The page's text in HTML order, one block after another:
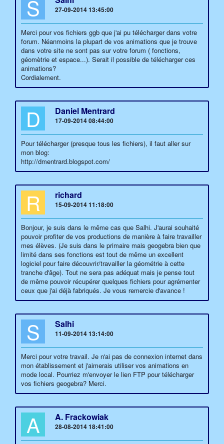
S 27-09-2014 13:45:00
Merci pour vos fichiers ggb que j'ai pu télécharger dans votre
forum. Néanmoins la plupart de vos animations que je trouve
dans votre site ne sont pas sur votre forum ( fonctions,
géomètrie et espace...). Serait il possible de télécharger ces
animations?
Cordialement.
D Daniel Mentrard
17-09-2014 08:44:00
Pour télécharger (presque tous les fichiers), il faut aller sur
mon blog:
http://dmentrard.blogspot.com/
R richard
15-09-2014 11:18:00
Bonjour, je suis dans le même cas que Salhi. J'aurai souhaité
pouvoir profiter de vos productions de manière à faire travailler
mes élèves. (Je suis dans le primaire mais geogebra bien que
limité dans ses fonctions est tout de même un excellent
logiciel pour faire découvrir/travailler la géométrie à cette
tranche d'âge). Tout ne sera pas adéquat mais je pense tout
de même pouvoir récupérer quelques fichiers pour agrémenter
ceux que j'ai déjà fabriqués. Je vous remercie d'avance !
S Salhi
11-09-2014 13:14:00
Merci pour votre travail. Je n'ai pas de connexion internet dans
mon établissement et j'aimerais utiliser vos animations en
mode local. Pourriez m'envoyer le lien FTP pour télécharger
vos fichiers geogebra? Merci.
A A. Frackowiak
28-08-2014 18:41:00